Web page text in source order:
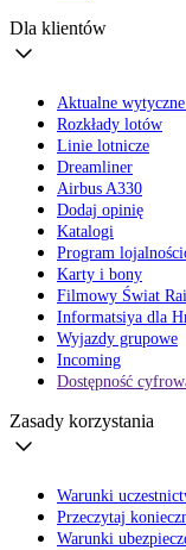
Dla klientów
Aktualne
Rozkłady lotów
Linie lotnicze
Dreamliner
Airbus A330
Dodaj opinię
Katalogi
Program
Karty i bony
Filmowy Świat
Informatsiya dla
Wyjazdy grupowe
Incoming
Dostępność
Zasady korzystania
Warunki
Przeczytaj
Warunki